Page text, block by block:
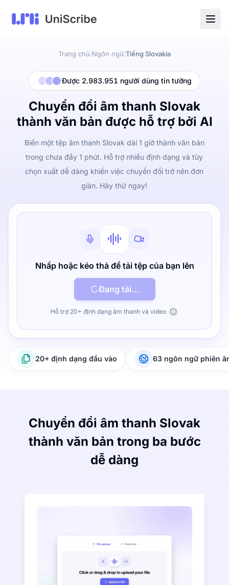
Trang chủ/Ngôn ngữ/Tiếng Slovakia
Được 2.983.951 người dùng tin tưởng
Chuyển đổi âm thanh Slovak
thành văn bản được hỗ trợ bởi AI
Biến một tệp âm thanh Slovak dài 1 giờ thành văn bản
trong chưa đầy 1 phút. Hỗ trợ nhiều định dạng và tùy
chọn xuất dễ dàng khiến việc chuyển đổi trở nên đơn
giản. Hãy thử ngay!
Nhấp hoặc kéo thả để tải tệp của bạn lên
Đang tải...
Hỗ trợ 20+ định dạng âm thanh và video
20+ định dạng đầu vào 63 ngôn ngữ phiên
Chuyển đổi âm thanh Slovak
thành văn bản trong ba bước
dễ dàng